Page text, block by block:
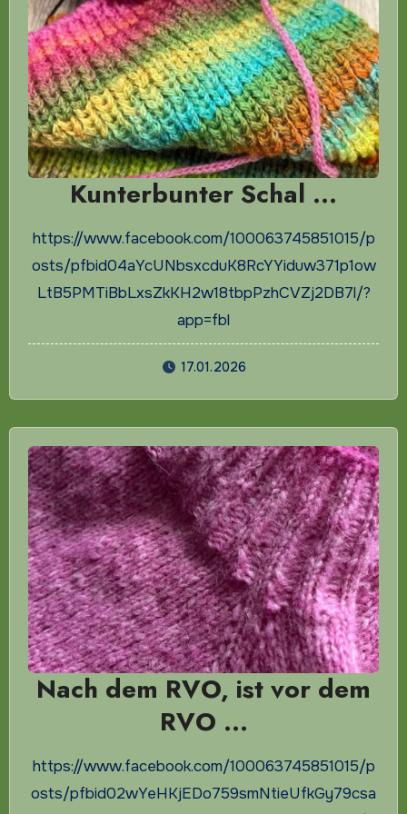
Kunterbunter Schal …
https://www.facebook.com/100063745851015/p
osts/pfbid04aYcUNbsxcduK8RcYYiduw371p1ow
LtB5PMTiBbLxsZkKH2w18tbpPzhCVZj2DB7l/?
app=fbl
17.01.2026
Nach dem RVO, ist vor dem
RVO …
https://www.facebook.com/100063745851015/p
osts/pfbid02wYeHKjEDo759smNtieUfkGy79csa